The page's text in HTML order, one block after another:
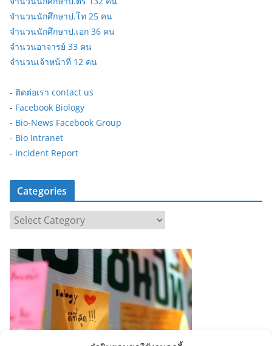
จำนวนนักศึกษาป.โท 25 คน
จำนวนนักศึกษาป.เอก 36 คน
จำนวนอาจารย์ 33 คน
จำนวนเจ้าหน้าที่ 12 คน
- ติดต่อเรา contact us
- Facebook Biology
- Bio-News Facebook Group
- Bio Intranet
- Incident Report
Categories
a
t
e
g
i